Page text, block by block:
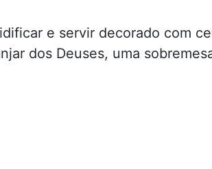
e servir decorado com
dos Deuses, uma